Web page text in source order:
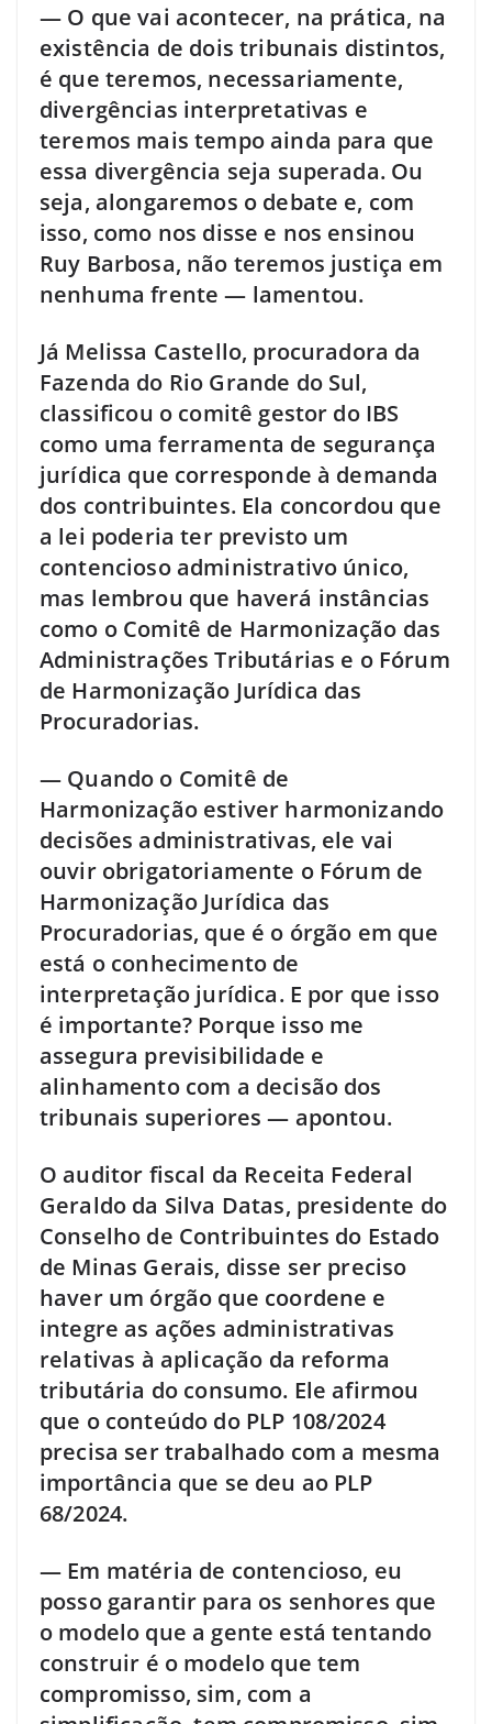
— O que vai acontecer, na prática, na
existência de dois tribunais distintos,
é que teremos, necessariamente,
divergências interpretativas e
teremos mais tempo ainda para que
essa divergência seja superada. Ou
seja, alongaremos o debate e, com
isso, como nos disse e nos ensinou
Ruy Barbosa, não teremos justiça em
nenhuma frente — lamentou.
Já Melissa Castello, procuradora da
Fazenda do Rio Grande do Sul,
classificou o comitê gestor do IBS
como uma ferramenta de segurança
jurídica que corresponde à demanda
dos contribuintes. Ela concordou que
a lei poderia ter previsto um
contencioso administrativo único,
mas lembrou que haverá instâncias
como o Comitê de Harmonização das
Administrações Tributárias e o Fórum
de Harmonização Jurídica das
Procuradorias.
— Quando o Comitê de
Harmonização estiver harmonizando
decisões administrativas, ele vai
ouvir obrigatoriamente o Fórum de
Harmonização Jurídica das
Procuradorias, que é o órgão em que
está o conhecimento de
interpretação jurídica. E por que isso
é importante? Porque isso me
assegura previsibilidade e
alinhamento com a decisão dos
tribunais superiores — apontou.
O auditor fiscal da Receita Federal
Geraldo da Silva Datas, presidente do
Conselho de Contribuintes do Estado
de Minas Gerais, disse ser preciso
haver um órgão que coordene e
integre as ações administrativas
relativas à aplicação da reforma
tributária do consumo. Ele afirmou
que o conteúdo do PLP 108/2024
precisa ser trabalhado com a mesma
importância que se deu ao PLP
68/2024.
— Em matéria de contencioso, eu
posso garantir para os senhores que
o modelo que a gente está tentando
construir é o modelo que tem
compromisso, sim, com a